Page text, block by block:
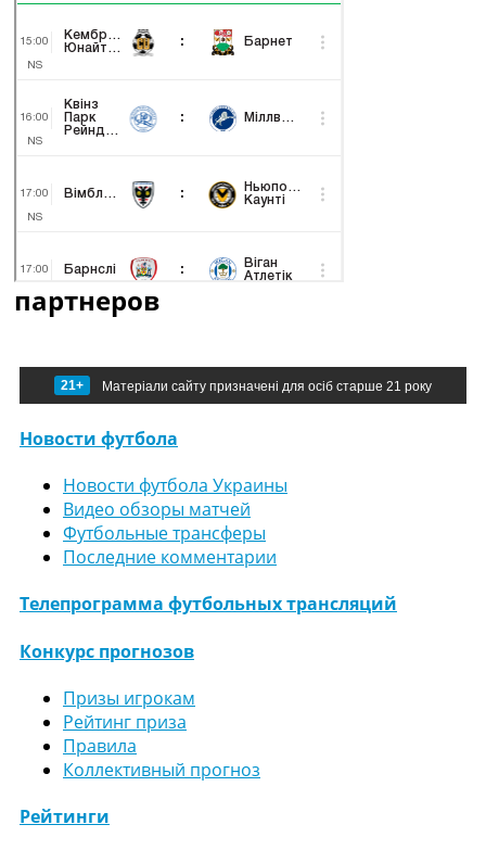
партнеров
21+ Матеріали сайту призначені для осіб старше 21 року
Новости футбола
Новости футбола Украины
Видео обзоры матчей
Футбольные трансферы
Последние комментарии
Телепрограмма футбольных трансляций
Конкурс прогнозов
Призы игрокам
Рейтинг приза
Правила
Коллективный прогноз
Рейтинги